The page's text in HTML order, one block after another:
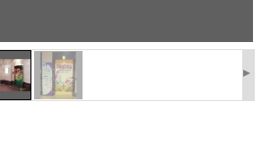
▸